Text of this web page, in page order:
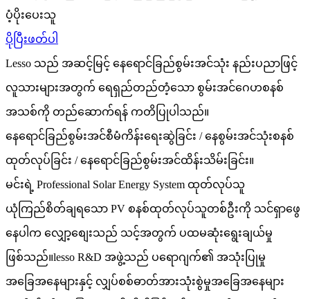
ပံ့ပိုးပေးသူ
ပိုပြီးဖတ်ပါ
Lesso သည် အဆင့်မြင့် နေရောင်ခြည်စွမ်းအင်သုံး နည်းပညာဖြင့်
လူသားများအတွက် ရေရှည်တည်တံ့သော စွမ်းအင်ဂေဟစနစ်
အသစ်ကို တည်ဆောက်ရန် ကတိပြုပါသည်။
နေရောင်ခြည်စွမ်းအင်စီမံကိန်းရေးဆွဲခြင်း / နေစွမ်းအင်သုံးစနစ်
ထုတ်လုပ်ခြင်း / နေရောင်ခြည်စွမ်းအင်ထိန်းသိမ်းခြင်း။
မင်းရဲ့ Professional Solar Energy System ထုတ်လုပ်သူ
ယုံကြည်စိတ်ချရသော PV စနစ်ထုတ်လုပ်သူတစ်ဦးကို သင်ရှာဖွေ
နေပါက လျှော့စျေးသည် သင့်အတွက် ပထမဆုံးရွေးချယ်မှု
ဖြစ်သည်။lesso R&D အဖွဲ့သည် ပရောဂျက်၏ အသုံးပြုမှု
အခြေအနေများနှင့် လျှပ်စစ်ဓာတ်အားသုံးစွဲမှုအခြေအနေများ